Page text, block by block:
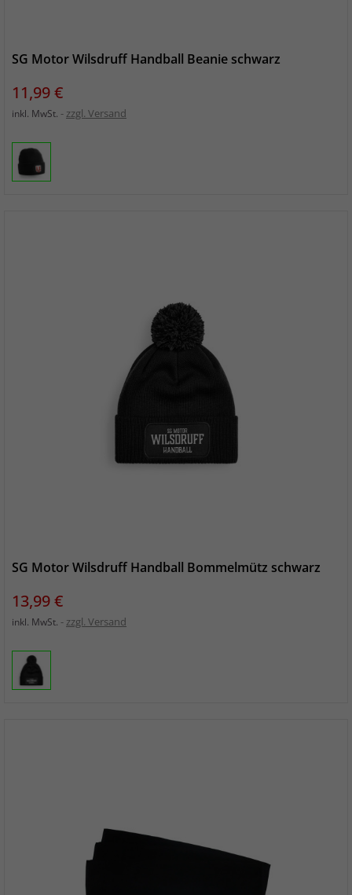
SG Motor Wilsdruff Handball Beanie schwarz
Preis
11,99 €
inkl. MwSt. zzgl. Versand
SG Motor Wilsdruff Handball Bommelmütz schwarz
Preis
13,99 €
inkl. MwSt. zzgl. Versand